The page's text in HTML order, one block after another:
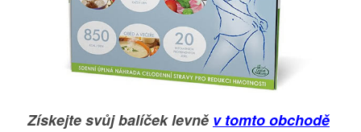
Získejte svůj balíček levně v tomto obchodě